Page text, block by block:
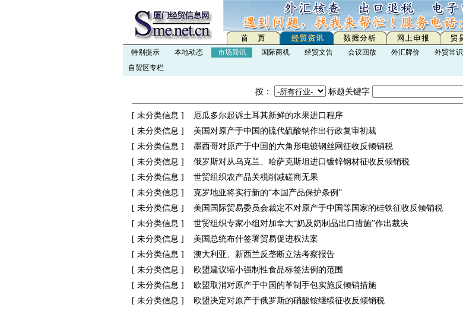
特别提示
本地动态 市场简讯 国际商机 经贸文告 会议回放 外汇牌价 外贸常识
自贸区专栏
按： 标题关键字
[ 未分类信息 ] 厄瓜多尔起诉土耳其新鲜的水果进口程序
[ 未分类信息 ] 美国对原产于中国的硫代硫酸钠作出行政复审初裁
[ 未分类信息 ] 墨西哥对原产于中国的六角形电镀钢丝网征收反倾销税
[ 未分类信息 ] 俄罗斯对从乌克兰、哈萨克斯坦进口镀锌钢材征收反倾销税
[ 未分类信息 ] 世贸组织农产品关税削减磋商无果
[ 未分类信息 ] 克罗地亚将实行新的“本国产品保护条例”
[ 未分类信息 ] 美国国际贸易委员会裁定不对原产于中国等国家的硅铁征收反倾销税
[ 未分类信息 ] 世贸组织专家小组对加拿大“奶及奶制品出口措施”作出裁决
[ 未分类信息 ] 美国总统布什签署贸易促进权法案
[ 未分类信息 ] 澳大利亚、新西兰反垄断立法考察报告
[ 未分类信息 ] 欧盟建议缩小强制性食品标签法例的范围
[ 未分类信息 ] 欧盟取消对原产于中国的革制手包实施反倾销措施
[ 未分类信息 ] 欧盟决定对原产于俄罗斯的硝酸铵继续征收反倾销税